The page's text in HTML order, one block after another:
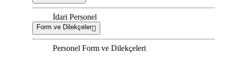
İdari Personel
Form ve Dilekçeler
Personel Form ve Dilekçeleri